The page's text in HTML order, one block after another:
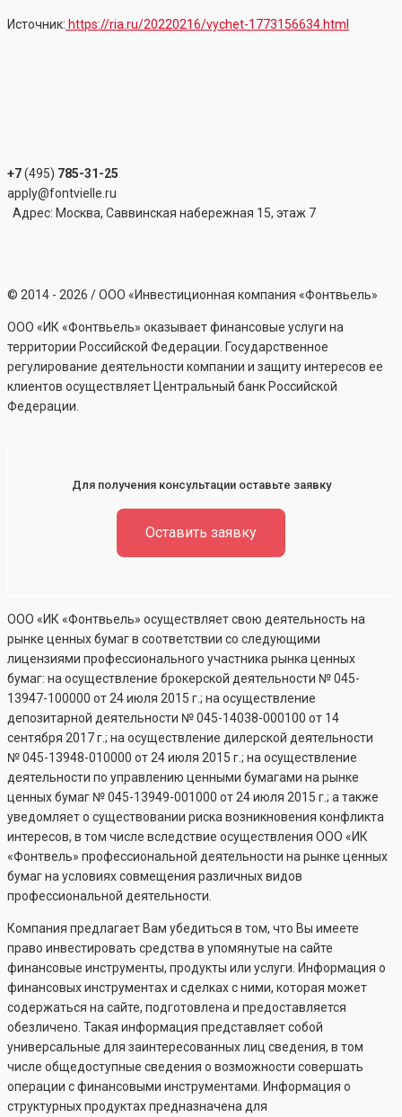
Источник: https://ria.ru/20220216/vychet-1773156634.html
+7(495) 785-31-25
apply@fontvielle.ru
Адрес: Москва, Саввинская набережная 15, этаж 7
© 2014 - 2026 / ООО «Инвестиционная компания «Фонтвьель»
ООО «ИК «Фонтвьель» оказывает финансовые услуги на
территории Российской Федерации. Государственное
регулирование деятельности компании и защиту интересов ее
клиентов осуществляет Центральный банк Российской
Федерации.
Для получения консультации оставьте заявку
Оставить заявку
ООО «ИК «Фонтвьель» осуществляет свою деятельность на
рынке ценных бумаг в соответствии со следующими
лицензиями профессионального участника рынка ценных
бумаг: на осуществление брокерской деятельности №045-
13947-100000 от 24 июля 2015 г.; на осуществление
депозитарной деятельности №045-14038-000100 от 14
сентября 2017 г.; на осуществление дилерской деятельности
№045-13948-010000 от 24 июля 2015 г.; на осуществление
деятельности по управлению ценными бумагами на рынке
ценных бумаг №045-13949-001000 от 24 июля 2015 г.; а также
уведомляет о существовании риска возникновения конфликта
интересов, в том числе вследствие осуществления ООО «ИК
«Фонтвель» профессиональной деятельности на рынке ценных
бумаг на условиях совмещения различных видов
профессиональной деятельности.
Компания предлагает Вам убедиться в том, что Вы имеете
право инвестировать средства в упомянутые на сайте
финансовые инструменты, продукты или услуги. Информация о
финансовых инструментах и сделках с ними, которая может
содержаться на сайте, подготовлена и предоставляется
обезличено. Такая информация представляет собой
универсальные для заинтересованных лиц сведения, в том
числе общедоступные сведения о возможности совершать
операции с финансовыми инструментами. Информация о
структурных продуктах предназначена для